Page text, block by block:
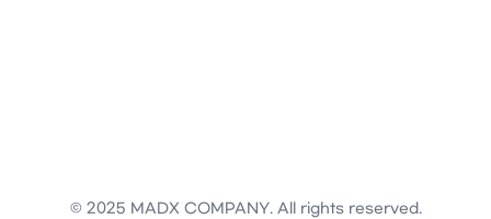
© 2025 MADX COMPANY. All rights reserved.